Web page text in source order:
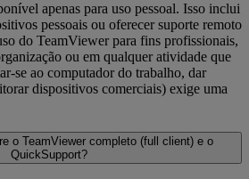
apenas para uso pessoal. Isso inclui
pessoais ou oferecer suporte remoto
do TeamViewer para fins profissionais,
ou em qualquer atividade que
se ao computador do trabalho, dar
dispositivos comerciais) exige uma
o TeamViewer completo (full client) e o
QuickSupport?